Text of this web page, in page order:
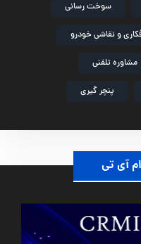
سوخت رسانی
و نقاشی خودرو
مشاوره تلفنی
پنچر گیری
آی تی